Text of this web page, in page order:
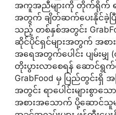
အကူအညီများကို တိုက်ရိုက် ရ
အတွက် ချိတ်ဆက်ပေးနိုင်ခဲ့ပြီ
သည့် တစ်နှစ်အတွင်း
ဆိုင်ပိုင်ရှင်များအတွက် အစာ
အရေအတွက်ပေါင်း ပျမ်းမျှ (
တိုးပွားလာစေရန် ဆောင်ရွ
GrabFood မှ ပြည်တွင်းရှိ အ
အတွင်း ရာပေါင်းများစွာသ
အစားအသောက် ပို့ဆောင်